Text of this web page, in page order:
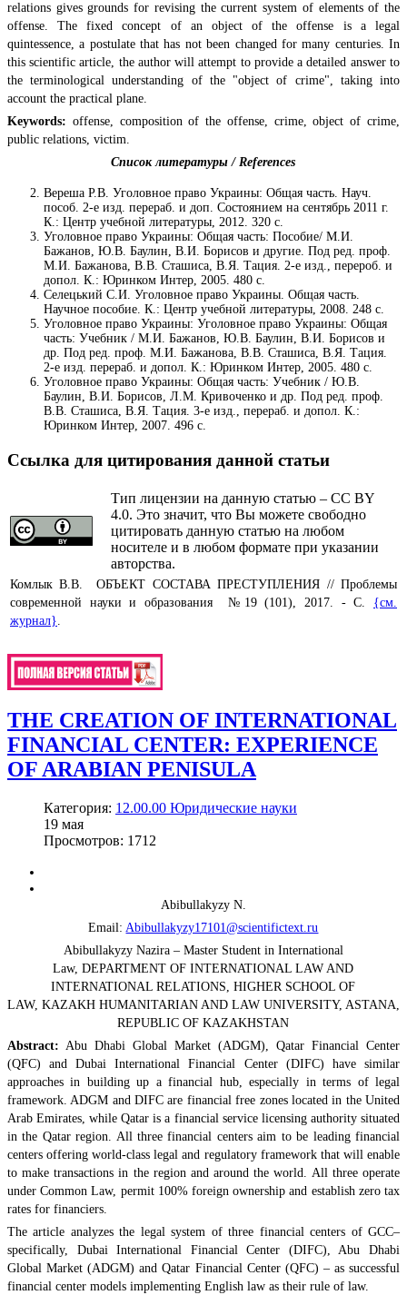
relations gives grounds for revising the current system of elements of the
offense. The fixed concept of an object of the offense is a legal
quintessence, a postulate that has not been changed for many centuries. In
this scientific article, the author will attempt to provide a detailed answer to
the terminological understanding of the "object of crime", taking into
account the practical plane.
Keywords: offense, composition of the offense, crime, object of crime,
public relations, victim.
Список литературы / Referеnces
Вереша Р.В. Уголовное право Украины: Общая часть. Науч.
пособ. 2-е изд. перераб. и доп. Состоянием на сентябрь 2011 г.
К.: Центр учебной литературы, 2012. 320 с.
Уголовное право Украины: Общая часть: Пособие/ М.И.
Бажанов, Ю.В. Баулин, В.И. Борисов и другие. Под ред. проф.
М.И. Бажанова, В.В. Сташиса, В.Я. Тация. 2-е изд., перероб. и
допол. К.: Юринком Интер, 2005. 480 с.
Селецький С.И. Уголовное право Украины. Общая часть.
Научное пособие. К.: Центр учебной литературы, 2008. 248 с.
Уголовное право Украины: Уголовное право Украины: Общая
часть: Учебник / М.И. Бажанов, Ю.В. Баулин, В.И. Борисов и
др. Под ред. проф. М.И. Бажанова, В.В. Сташиса, В.Я. Тация.
2-е изд. перераб. и допол. К.: Юринком Интер, 2005. 480 с.
Уголовное право Украины: Общая часть: Учебник / Ю.В.
Баулин, В.И. Борисов, Л.М. Кривоченко и др. Под ред. проф.
В.В. Сташиса, В.Я. Тация. 3-е изд., перераб. и допол. К.:
Юринком Интер, 2007. 496 с.
Ссылка для цитирования данной статьи
Тип лицензии на данную статью – CC BY
4.0. Это значит, что Вы можете свободно
цитировать данную статью на любом
носителе и в любом формате при указании
авторства.
Комлык В.В. ОБЪЕКТ СОСТАВА ПРЕСТУПЛЕНИЯ // Проблемы
современной науки и образования №19 (101), 2017. - С. {см.
журнал}
THE CREATION OF INTERNATIONAL
FINANCIAL CENTER: EXPERIENCE
OF ARABIAN PENISULA
Категория: 12.00.00 Юридические науки
19 мая
Просмотров: 1712
Abibullakyzy N.
Email:Abibullakyzy17101@scientifictext.ru
Abibullakyzy Nazira – Master Student in International
Law, DEPARTMENT OF INTERNATIONAL LAW AND
INTERNATIONAL RELATIONS, HIGHER SCHOOL OF
LAW, KAZAKH HUMANITARIAN AND LAW UNIVERSITY, ASTANA,
REPUBLIC OF KAZAKHSTAN
Abstract: Abu Dhabi Global Market (ADGM), Qatar Financial Center
(QFC) and Dubai International Financial Center (DIFC) have similar
approaches in building up a financial hub, especially in terms of legal
framework. ADGM and DIFC are financial free zones located in the United
Arab Emirates, while Qatar is a financial service licensing authority situated
in the Qatar region. All three financial centers aim to be leading financial
centers offering world-class legal and regulatory framework that will enable
to make transactions in the region and around the world. All three operate
under Common Law, permit 100% foreign ownership and establish zero tax
rates for financiers.
The article analyzes the legal system of three financial centers of GCC–
specifically, Dubai International Financial Center (DIFC), Abu Dhabi
Global Market (ADGM) and Qatar Financial Center (QFC) – as successful
financial center models implementing English law as their rule of law.